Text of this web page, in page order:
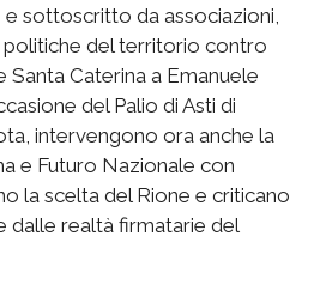
e sottoscritto da associazioni,
del territorio contro
Caterina a Emanuele
del Palio di Asti di
intervengono ora anche la
e Futuro Nazionale con
la scelta del Rione e criticano
dalle realtà firmatarie del